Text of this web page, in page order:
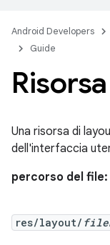
Android Developers
Guide
Una risorsa di
dell'interfaccia
percorso del file:
res/layout/